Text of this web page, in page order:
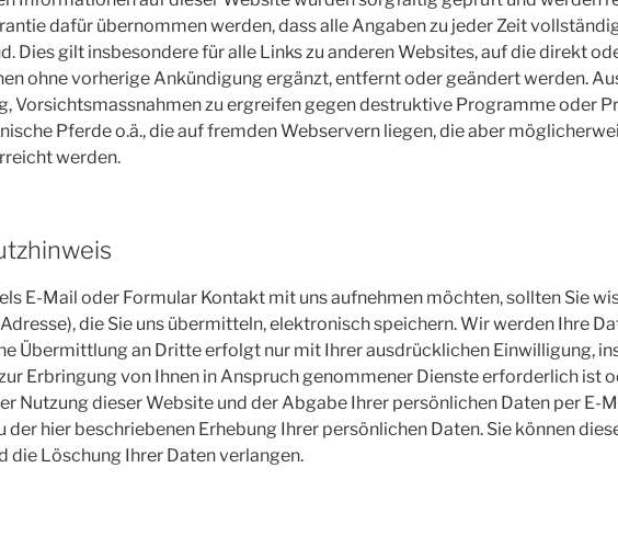
dafür übernommen werden, dass alle Angaben zu jeder Zeit
Dies gilt insbesondere für alle Links zu anderen Websites, auf die direkt
ohne vorherige Ankündigung ergänzt, entfernt oder geändert werden.
Vorsichtsmassnahmen zu ergreifen gegen destruktive Programme oder
Pferde o.ä., die auf fremden Webservern liegen, die aber
werden.
E-Mail oder Formular Kontakt mit uns aufnehmen möchten, sollten Sie
die Sie uns übermitteln, elektronisch speichern. Wir werden Ihre
Übermittlung an Dritte erfolgt nur mit Ihrer ausdrücklichen Einwilligung,
Erbringung von Ihnen in Anspruch genommener Dienste erforderlich ist
Nutzung dieser Website und der Abgabe Ihrer persönlichen Daten per E-
der hier beschriebenen Erhebung Ihrer persönlichen Daten. Sie können
die Löschung Ihrer Daten verlangen.